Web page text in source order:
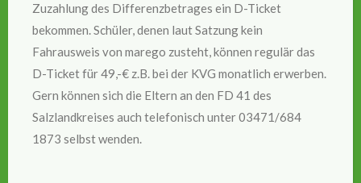
Zuzahlung des Differenzbetrages ein D-Ticket
bekommen. Schüler, denen laut Satzung kein
Fahrausweis von marego zusteht, können regulär das
D-Ticket für 49,-€ z.B. bei der KVG monatlich erwerben.
Gern können sich die Eltern an den FD 41 des
Salzlandkreises auch telefonisch unter 03471/684
1873 selbst wenden.